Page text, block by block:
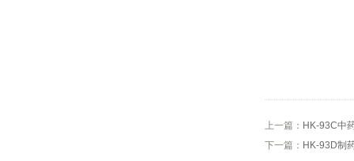
上一篇： HK-93C中
下一篇： HK-93D制